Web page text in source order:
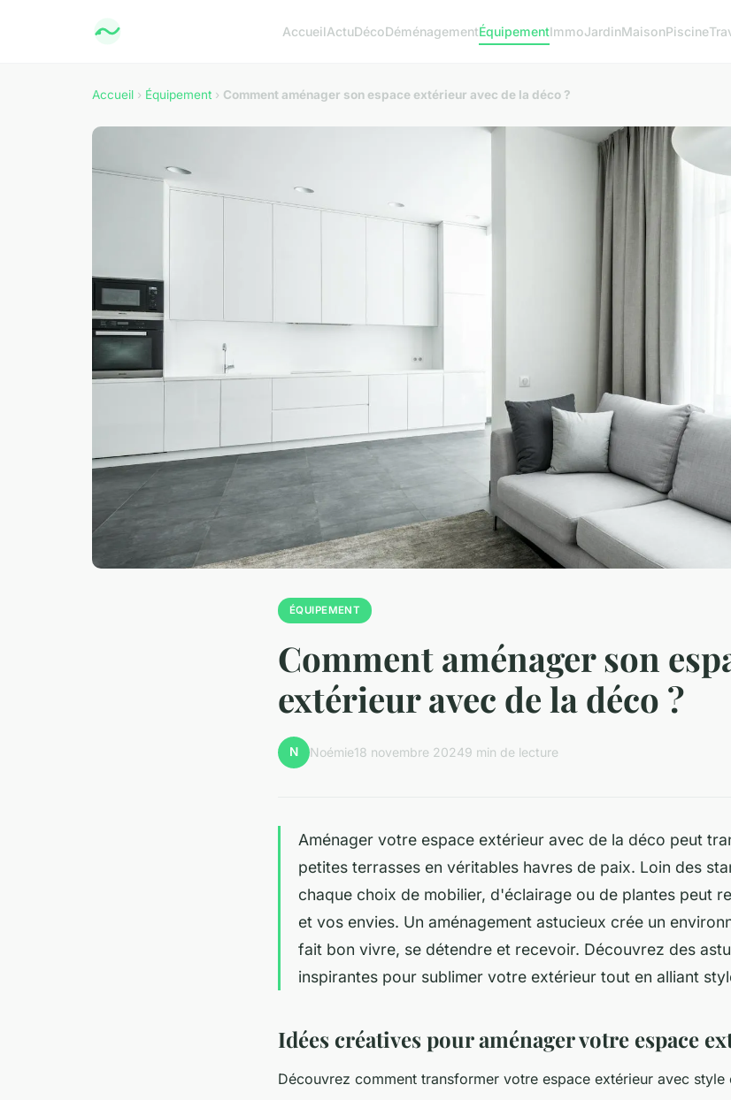
AccueilActuDécoDéménagementÉquipementImmoJardinMaisonPiscine
Accueil › Équipement › Comment aménager son espace extérieur avec de la déco ?
ÉQUIPEMENT
Comment aménager son
extérieur avec de la déco ?
N Noémie18 novembre 20249 min de lecture
Aménager votre espace extérieur avec de la déco peut
petites terrasses en véritables havres de paix. Loin des
chaque choix de mobilier, d'éclairage ou de plantes peut
et vos envies. Un aménagement astucieux crée un
fait bon vivre, se détendre et recevoir. Découvrez des
inspirantes pour sublimer votre extérieur tout en alliant
Idées créatives pour aménager votre espace
Découvrez comment transformer votre espace extérieur avec style